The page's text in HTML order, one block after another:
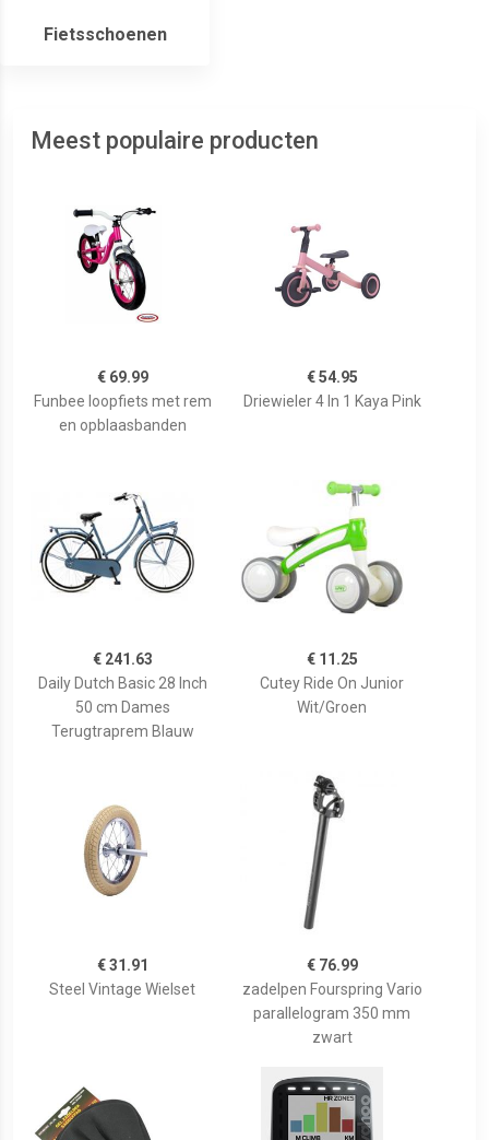
Fietsschoenen
Meest populaire producten
€ 69.99
Funbee loopfiets met rem
en opblaasbanden
€ 54.95
Driewieler 4 In 1 Kaya Pink
€ 241.63
Daily Dutch Basic 28 Inch
50 cm Dames
Terugtraprem Blauw
€ 11.25
Cutey Ride On Junior
Wit/Groen
€ 31.91
Steel Vintage Wielset
€ 76.99
zadelpen Fourspring Vario
parallelogram 350 mm
zwart